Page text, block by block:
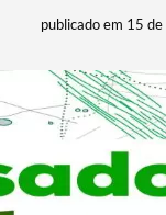
publicado em 15